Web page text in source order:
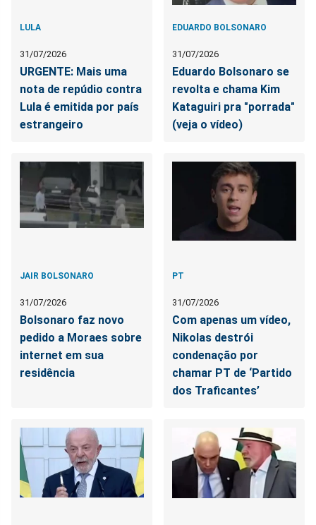
LULA
31/07/2026
URGENTE: Mais uma
nota de repúdio contra
Lula é emitida por país
estrangeiro
EDUARDO BOLSONARO
31/07/2026
Eduardo Bolsonaro se
revolta e chama Kim
Kataguiri pra "porrada"
(veja o vídeo)
JAIR BOLSONARO
31/07/2026
Bolsonaro faz novo
pedido a Moraes sobre
internet em sua
residência
PT
31/07/2026
Com apenas um vídeo,
Nikolas destrói
condenação por
chamar PT de ‘Partido
dos Traficantes’